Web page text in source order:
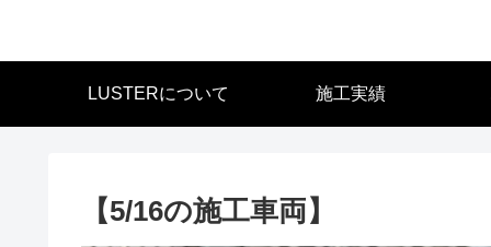
LUSTERについて 施工実績
【5/16の施工車両】